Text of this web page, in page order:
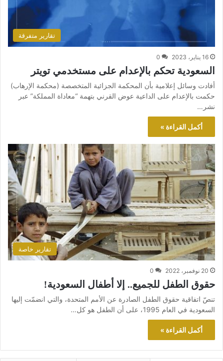
تقارير متفرقة
16 يناير، 2023 0
السعودية تحكم بالإعدام على مستخدمي تويتر
أفادت وسائل إعلامية بأن المحكمة الجزائية المتخصصة (محكمة الإرهاب)
حكمت بالإعدام على الداعية عوض القرني بتهمة “معاداة المملكة” عبر
نشر…
أكمل القراءة »
تقارير خاصة
20 نوفمبر، 2022 0
حقوق الطفل للجميع.. إلا أطفال السعودية!
تنصّ اتفاقية حقوق الطفل الصادرة عن الأمم المتحدة، والتي انضمّت إليها
السعودية في العام 1995، على أن الطفل هو كل…
أكمل القراءة »